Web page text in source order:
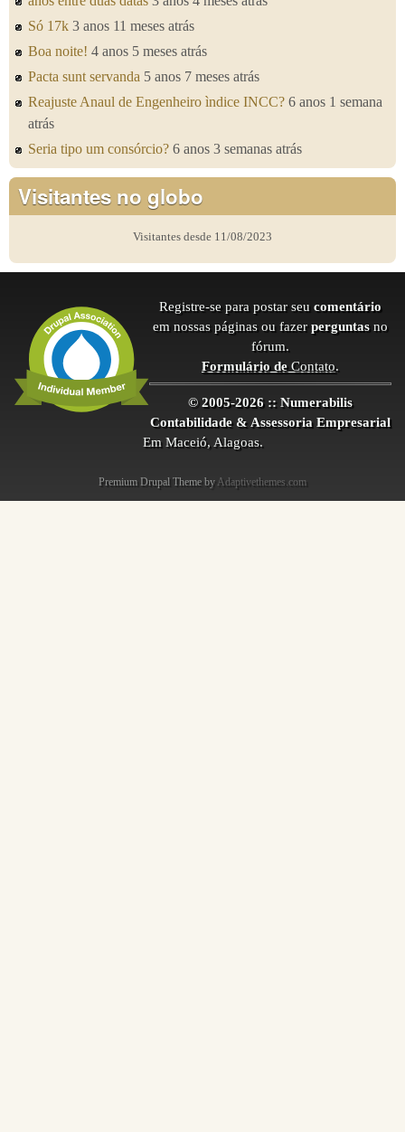
Só 17k 3 anos 11 meses atrás
Boa noite! 4 anos 5 meses atrás
Pacta sunt servanda 5 anos 7 meses atrás
Reajuste Anaul de Engenheiro ìndice INCC? 6 anos 1 semana
atrás
Seria tipo um consórcio? 6 anos 3 semanas atrás
Visitantes no globo
Visitantes desde 11/08/2023
Registre-se para postar seu comentário
em nossas páginas ou fazer perguntas no
fórum.
Formulário deContato.
© 2005-2026 :: Numerabilis
Contabilidade & Assessoria Empresarial
Em Maceió, Alagoas.
Premium Drupal Theme by Adaptivethemes.com